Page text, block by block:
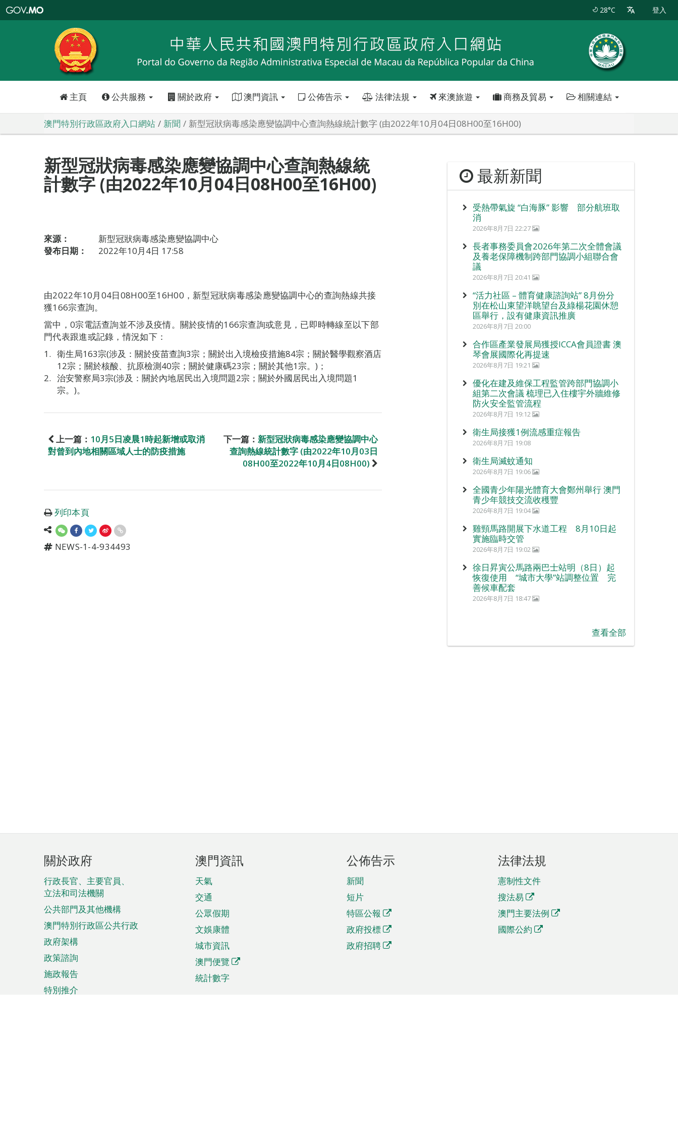
特
政
區
政
口
28°C 登入
主頁 公共服務 關於政府 澳門資訊 公佈告示 法律法規 來澳旅遊 商務及貿易 相關連結
澳門特別行政區政府入口網站 新聞 新型冠狀病毒感染應變協調中心查詢熱線統計數字 (由2022年10月04日08H00至16H00)
新型冠狀病毒感染應變協調中心查詢熱線統
計數字 (由2022年10月04日08H00至16H00)
來源：
新型冠狀病毒感染應變協調中心
發布日期：
2022年10月4日 17:58
由2022年10月04日08H00至16H00，新型冠狀病毒感染應變協調中心的查詢熱線共接
獲166宗查詢。
當中，0宗電話查詢並不涉及疫情。關於疫情的166宗查詢或意見，已即時轉線至以下部
門代表跟進或記錄，情況如下：
衛生局163宗(涉及：關於疫苗查詢3宗；關於出入境檢疫措施84宗；關於醫學觀察酒店
12宗；關於核酸、抗原檢測40宗；關於健康碼23宗；關於其他1宗。)；
治安警察局3宗(涉及：關於內地居民出入境問題2宗；關於外國居民出入境問題1
宗。)。
上一篇： 10月5日凌晨1時起新增或取消
對曾到內地相關區域人士的防疫措施
下一篇： 新型冠狀病毒感染應變協調中心
查詢熱線統計數字 (由2022年10月03日
08H00至2022年10月4日08H00)
列印本頁
NEWS-1-4-934493
最新新聞
受熱帶氣旋 “白海豚” 影響 部分航班取
消
2026年8月7日 22:27
長者事務委員會2026年第二次全體會議
及養老保障機制跨部門協調小組聯合會
議
2026年8月7日 20:41
“活力社區 – 體育健康諮詢站” 8月份分
別在松山東望洋眺望台及綠楊花園休憩
區舉行，設有健康資訊推廣
2026年8月7日 20:00
合作區產業發展局獲授ICCA會員證書 澳
琴會展國際化再提速
2026年8月7日 19:21
優化在建及維保工程監管跨部門協調小
組第二次會議 梳理已入住樓宇外牆維修
防火安全監管流程
2026年8月7日 19:12
衛生局接獲1例流感重症報告
2026年8月7日 19:08
衛生局滅蚊通知
2026年8月7日 19:06
全國青少年陽光體育大會鄭州舉行 澳門
青少年競技交流收穫豐
2026年8月7日 19:04
雞頸馬路開展下水道工程 8月10日起
實施臨時交管
2026年8月7日 19:02
徐日昇寅公馬路兩巴士站明（8日）起
恢復使用 “城市大學”站調整位置 完
善候車配套
2026年8月7日 18:47
查看全部
頁
腳
菜
單
關於政府
行政長官、主要官員、
立法和司法機關
公共部門及其他機構
澳門特別行政區公共行政
政府架構
政策諮詢
施政報告
特別推介
澳門資訊
天氣
交通
公眾假期
文娛康體
城市資訊
澳門便覽
統計數字
公佈告示
新聞
短片
特區公報
政府投標
政府招聘
法律法規
憲制性文件
搜法易
澳門主要法例
國際公約